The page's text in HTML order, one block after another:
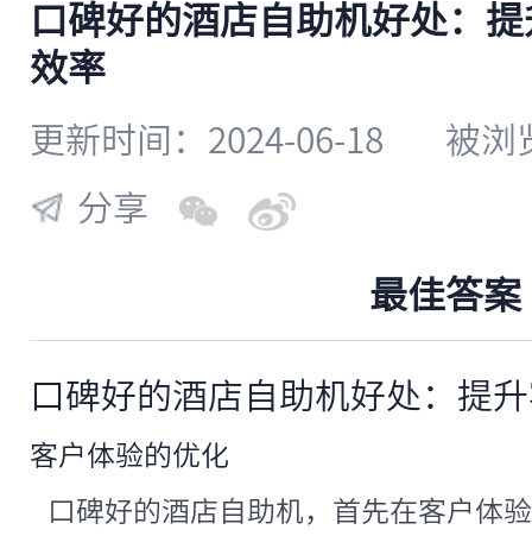
口碑好的酒店自助机好处：
效率
更新时间：2024-06-18
被浏
分享
最佳答案
口碑好的酒店自助机好处：提
客户体验的优化
口碑好的酒店自助机，首先在客户体